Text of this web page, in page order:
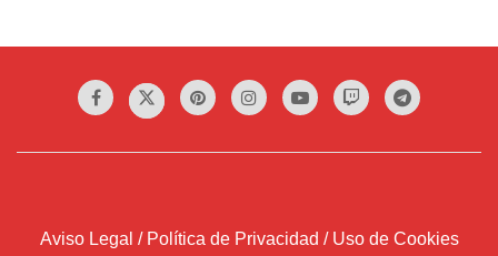
Aviso Legal / Política de Privacidad / Uso de Cookies